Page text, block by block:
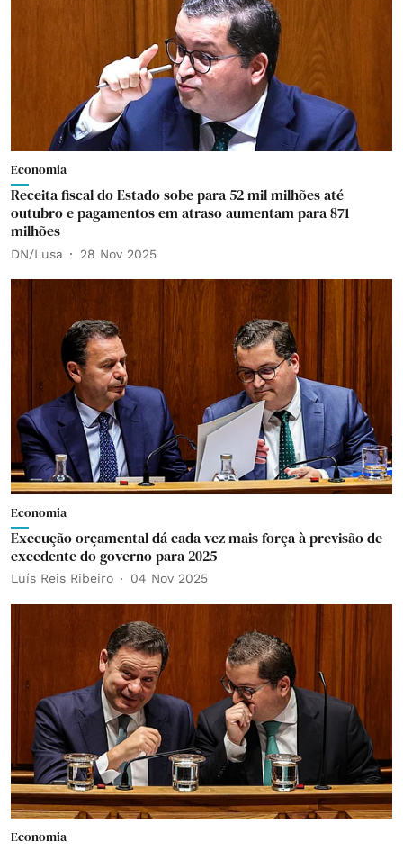
Economia
Receita fiscal do Estado sobe para 52 mil milhões até
outubro e pagamentos em atraso aumentam para 871
milhões
DN/Lusa 28 Nov 2025
Economia
Execução orçamental dá cada vez mais força à previsão de
excedente do governo para 2025
Luís Reis Ribeiro 04 Nov 2025
Economia